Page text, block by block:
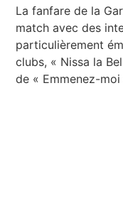
La fanfare de la
match avec des
particulièrement
clubs, « Nissa la
de « Emmenez-